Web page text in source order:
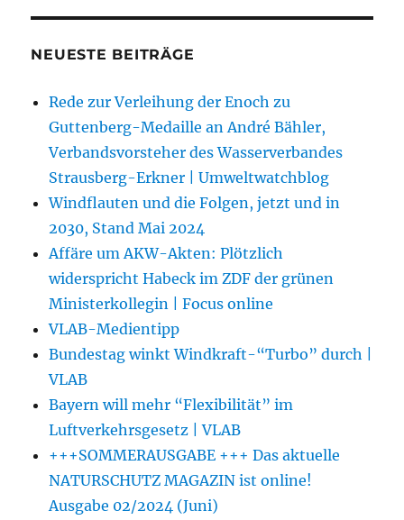
NEUESTE BEITRÄGE
Rede zur Verleihung der Enoch zu
Guttenberg-Medaille an André Bähler,
Verbandsvorsteher des Wasserverbandes
Strausberg-Erkner | Umweltwatchblog
Windflauten und die Folgen, jetzt und in
2030, Stand Mai 2024
Affäre um AKW-Akten: Plötzlich
widerspricht Habeck im ZDF der grünen
Ministerkollegin | Focus online
VLAB-Medientipp
Bundestag winkt Windkraft-“Turbo” durch |
VLAB
Bayern will mehr “Flexibilität” im
Luftverkehrsgesetz | VLAB
+++SOMMERAUSGABE +++ Das aktuelle
NATURSCHUTZ MAGAZIN ist online!
Ausgabe 02/2024 (Juni)